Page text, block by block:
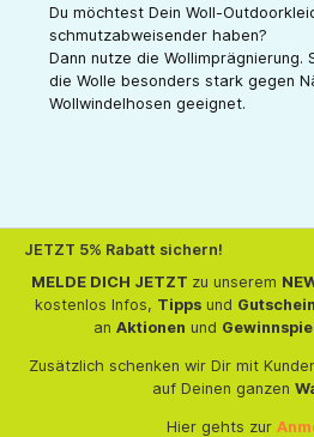
Du möchtest Dein Woll-
schmutzabweisender haben?
Dann nutze die Wollimprägnierung.
die Wolle besonders stark gegen
Wollwindelhosen geeignet.
JETZT 5% Rabatt sichern!
MELDE DICH JETZT zu unserem
kostenlos Infos, Tippsund
an Aktionen und
Zusätzlich schenken wir Dir mit
auf Deinen ganzen
Hier gehts zur